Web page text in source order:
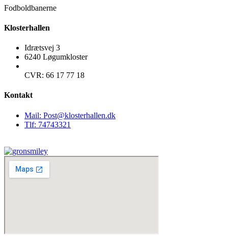
Fodboldbanerne
Klosterhallen
Idrætsvej 3
6240 Løgumkloster
CVR: 66 17 77 18
Kontakt
Mail: Post@klosterhallen.dk
Tlf: 74743321